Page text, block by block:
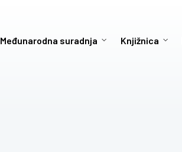
Međunarodna suradnja Knjižnica